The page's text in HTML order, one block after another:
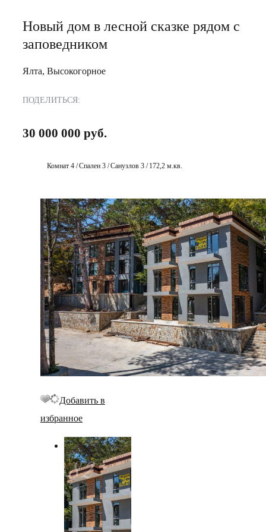
Новый дом в лесной сказке рядом с
заповедником
Ялта, Высокогорное
ПОДЕЛИТЬСЯ:
30 000 000 руб.
Комнат 4 /Спален 3 /Санузлов 3 / 172,2 м.кв.
Добавить в
избранное